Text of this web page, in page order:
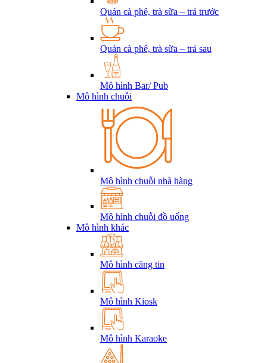
Quán cà phê, trà sữa – trả trước
Quán cà phê, trà sữa – trả sau
Mô hình Bar/ Pub
Mô hình chuỗi
Mô hình chuỗi nhà hàng
Mô hình chuỗi đồ uống
Mô hình khác
Mô hình căng tin
Mô hình Kiosk
Mô hình Karaoke